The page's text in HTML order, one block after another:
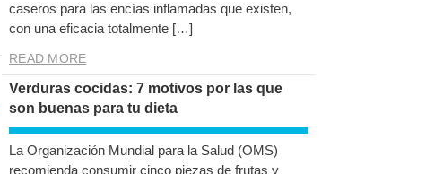
caseros para las encías inflamadas que existen,
con una eficacia totalmente […]
READ MORE
Verduras cocidas: 7 motivos por las que
son buenas para tu dieta
La Organización Mundial para la Salud (OMS)
recomienda consumir cinco piezas de frutas y